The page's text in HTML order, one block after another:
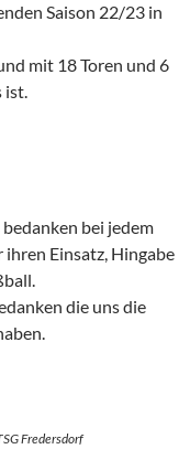
Saison 22/23 in
mit 18 Toren und 6
ist.
bei jedem
Einsatz, Hingabe
die uns die
Fredersdorf